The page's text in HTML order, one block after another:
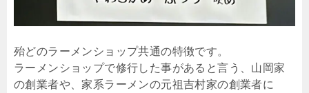
殆どのラーメンショップ共通の特徴です。
ラーメンショップで修行した事があると言う、山岡家
の創業者や、家系ラーメンの元祖吉村家の創業者に